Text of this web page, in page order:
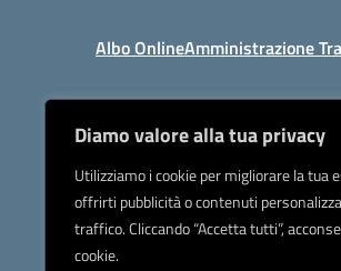
Diamo valore alla tua privacy
Utilizziamo i cookie per migliorare la tua
offrirti pubblicità o contenuti
traffico. Cliccando “Accetta tutti”,
cookie.
Albo OnlineAmministrazione